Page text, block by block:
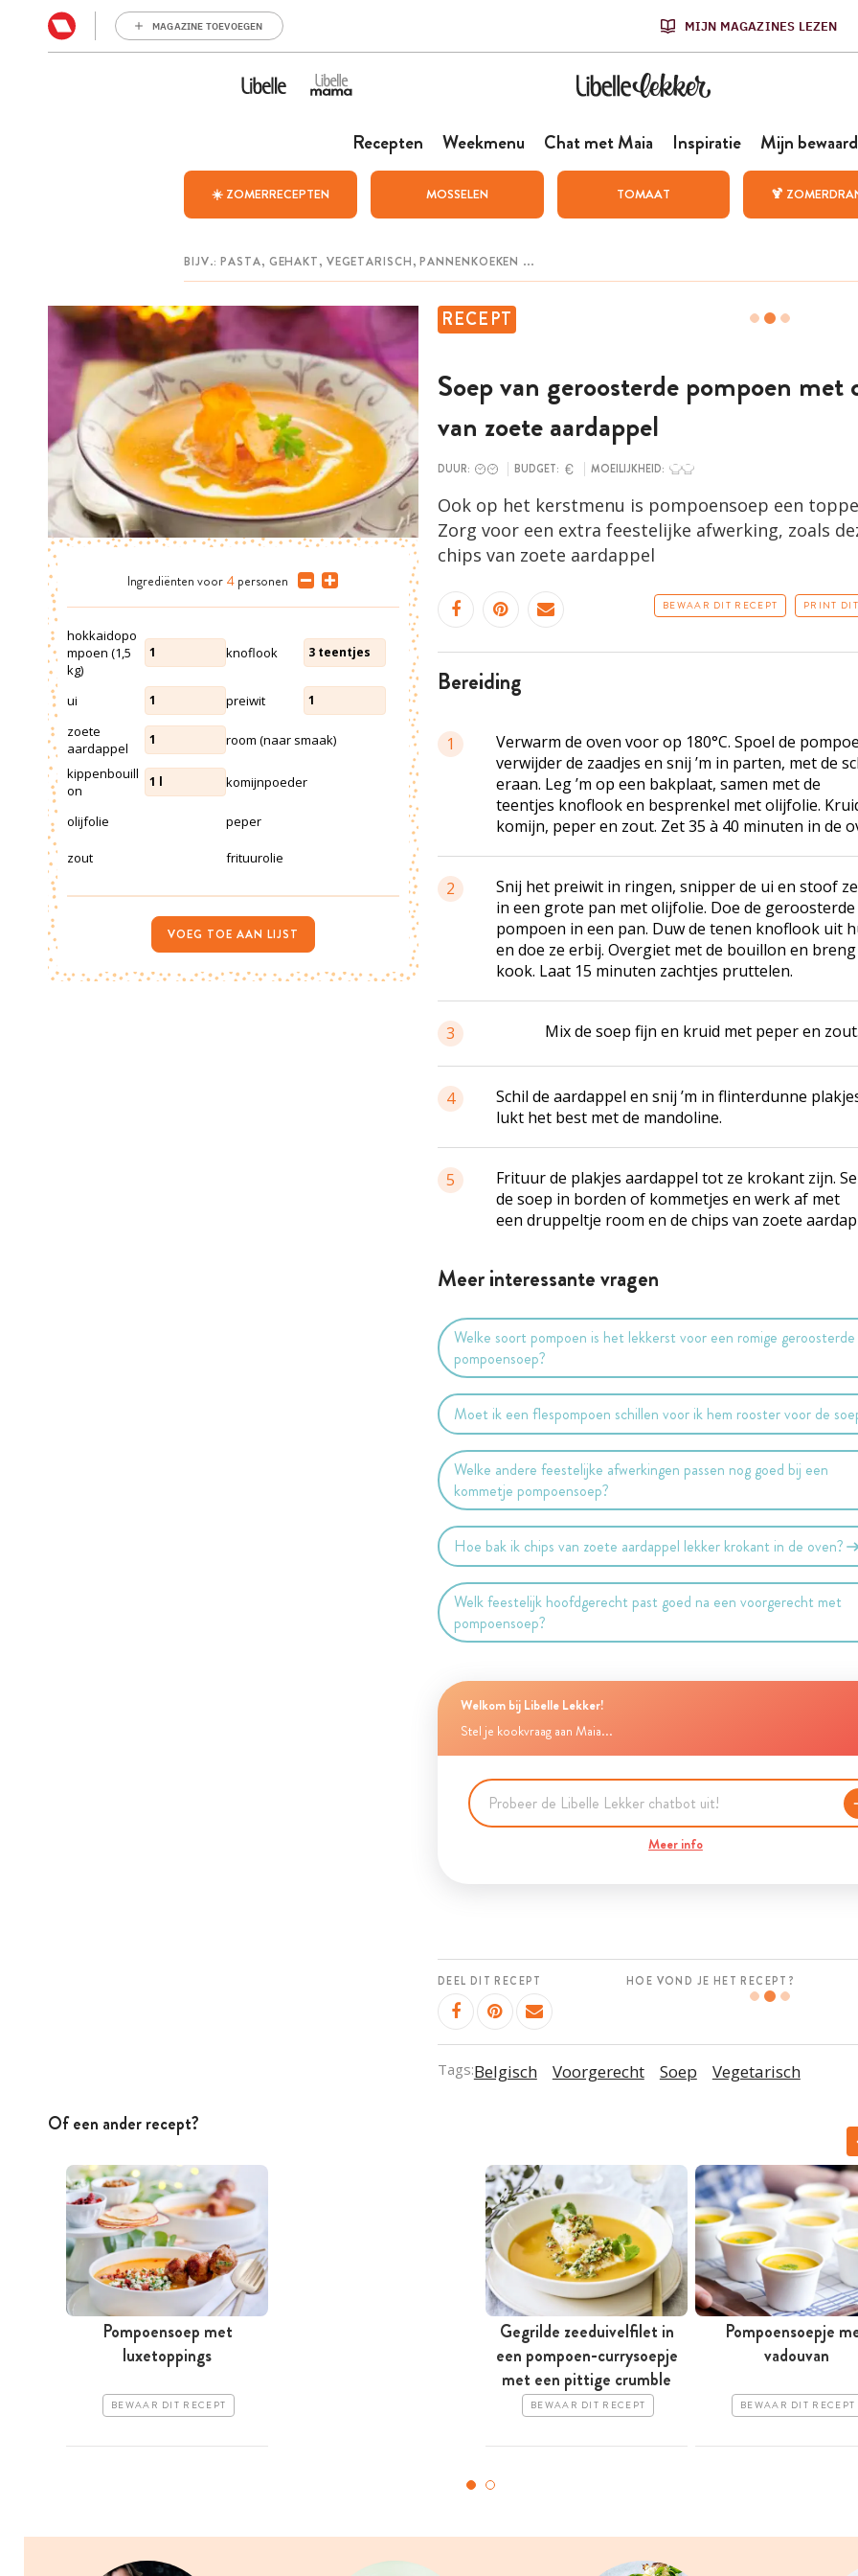
MAGAZINE TOEVOEGEN MIJN MAGAZINES LEZEN
Recepten Weekmenu Chat met Maia Inspiratie Mijn
☀️ ZOMERRECEPTEN MOSSELEN TOMAAT 🍹
RECEPT
Soep van geroosterde pompoen met
van zoete aardappel
DUUR: BUDGET: MOEILIJKHEID:
Ook op het kerstmenu is pompoensoep een
Zorg voor een extra feestelijke afwerking, zoals
chips van zoete aardappel
BEWAAR DIT RECEPT PRINT
bereiding
1
Verwarm de oven voor op 180°C. Spoel de
verwijder de zaadjes en snij ’m in parten, met de
eraan. Leg ’m op een bakplaat, samen met de
teentjes knoflook en besprenkel met olijfolie.
komijn, peper en zout. Zet 35 à 40 minuten in de
2 Snij het preiwitin ringen, snipper de ui en stoof
in een grote pan met olijfolie. Doe de geroosterde
pompoen in een pan. Duw de tenen knoflook uit
en doe ze erbij. Overgiet met de bouillon en
kook. Laat 15 minuten zachtjes pruttelen.
3 Mix de soep fijn en kruid met peper en
4
Schil de aardappel en snij ’m in flinterdunne
lukt het best met de mandoline.
5
Frituur de plakjes aardappel tot ze krokant zijn.
de soep in borden of kommetjes en werk af met
een druppeltje room en de chips van zoete
Meer interessante vragen
Welke soort pompoen is het lekkerst voor een romige geroosterde
pompoensoep?
Moet ik een flespompoen schillen voor ik hem rooster voor de
Welke andere feestelijke afwerkingen passen nog goed bij een
kommetje pompoensoep?
Hoe bak ik chips van zoete aardappel lekker krokant in de oven?
Welk feestelijk hoofdgerecht past goed na een voorgerecht met
pompoensoep?
Welkom bij Libelle Lekker!
Stel je kookvraag aan Maia...
Meer info
DEEL DIT RECEPT HOE VOND JE HET RECEPT?
Tags:Belgisch Voorgerecht Soep Vegetarisch
Ingrediënten voor 4 personen
hokkaidopo
mpoen (1,5
kg)
1 knoflook 3 teentjes
ui 1 preiwit 1
zoete
aardappel
1
room (naar smaak)
kippenbouill
on
1 l komijnpoeder
olijfolie peper
zout frituurolie
VOEG TOE AAN LIJST
Of een ander recept?
Pompoensoep met
luxetoppings
BEWAAR DIT RECEPT
Gegrilde zeeduivelfilet in
een pompoen-currysoepje
met een pittige crumble
BEWAAR DIT RECEPT
Pompoensoepje
vadouvan
BEWAAR DIT RECEPT